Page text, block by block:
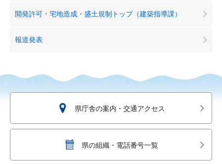
開発許可・宅地造成・盛土規制トップ（建築指導課）
報道発表
県庁舎の案内・交通アクセス
県の組織・電話番号一覧